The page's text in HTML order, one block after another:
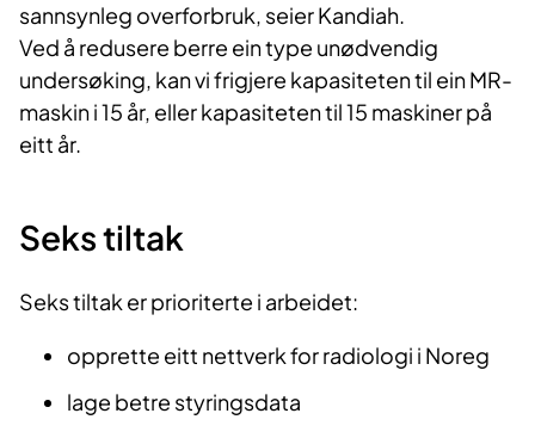
sannsynleg overforbruk, seier Kandiah.
Ved å redusere berre ein type unødvendig
undersøking, kan vi frigjere kapasiteten til ein MR-
maskin i 15 år, eller kapasiteten til 15 maskiner på
eitt år.
Seks tiltak
Seks tiltak er prioriterte i arbeidet:
opprette eitt nettverk for radiologi i Noreg
lage betre styringsdata